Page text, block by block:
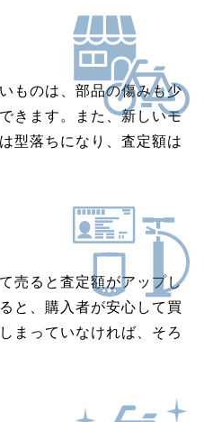
ものは、部品の傷みも少
きます。また、新しいモ
型落ちになり、査定額は
売ると査定額がアップし
と、購入者が安心して買
まっていなければ、そろ